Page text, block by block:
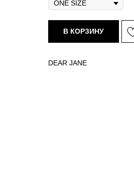
В КОРЗИНУ
DEAR JANE